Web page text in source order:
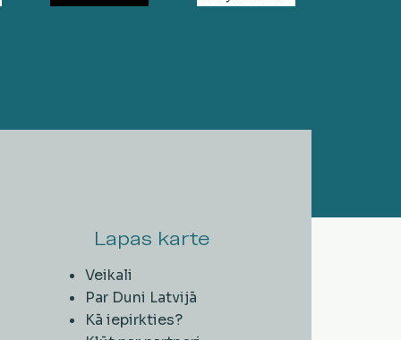
Lapas karte
Veikali
Par Duni Latvijā
Kā iepirkties?